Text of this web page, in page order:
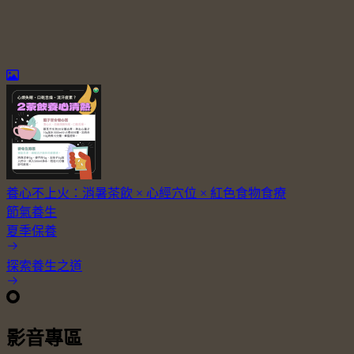
養心不上火：消暑茶飲 × 心經穴位 × 紅色食物食療
節氣養生
夏季保養
探索養生之道
影音專區